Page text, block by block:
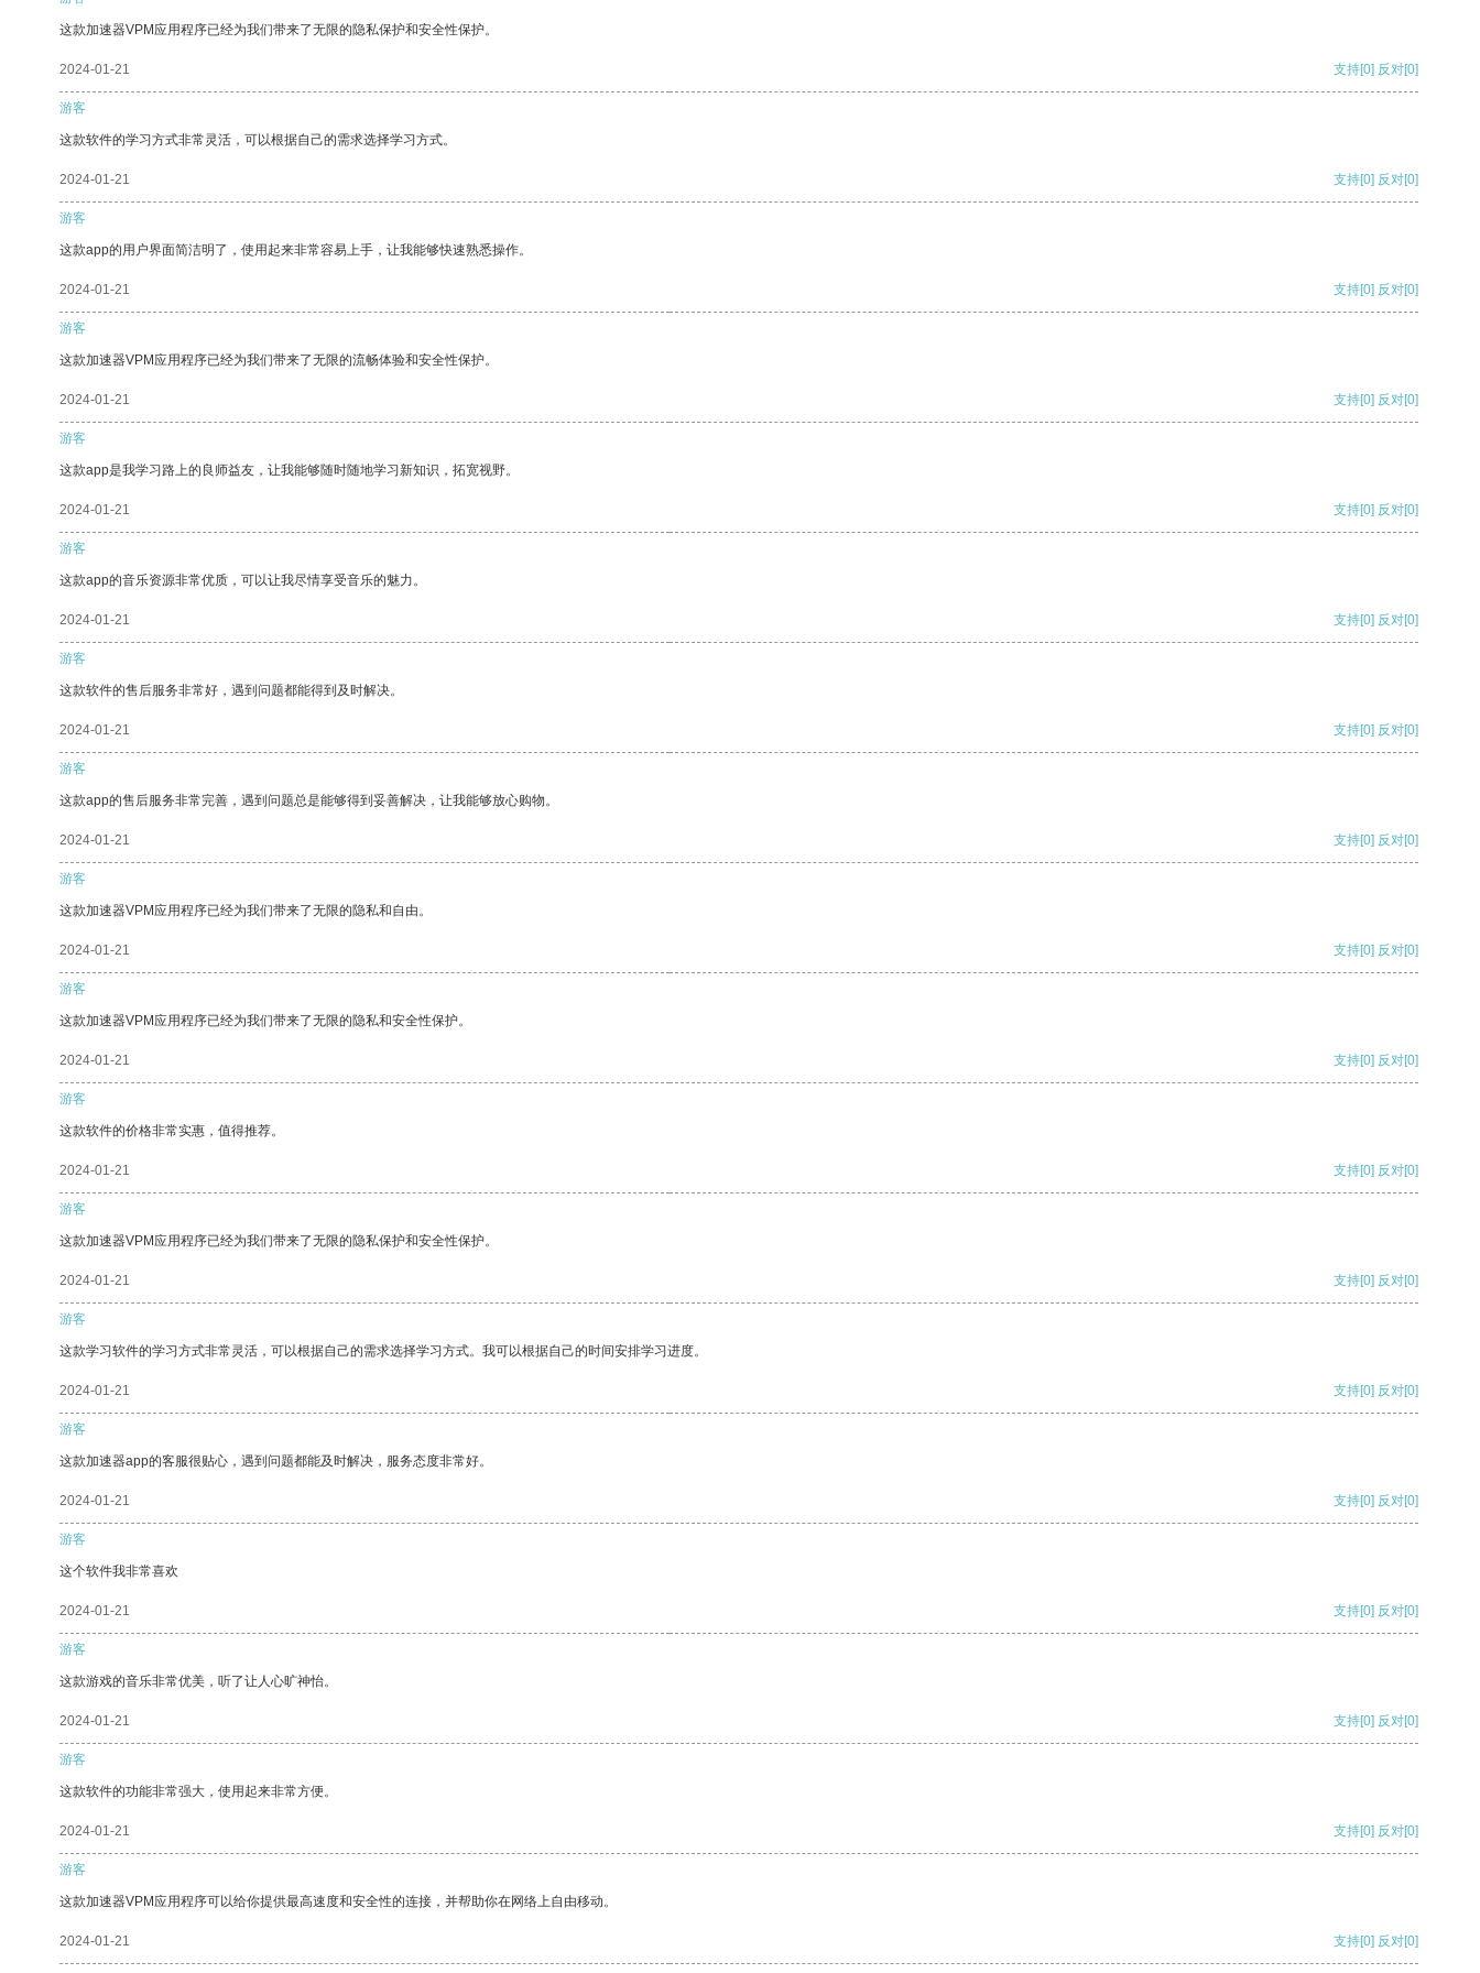
这款加速器VPM应用程序已经为我们带来了无限的隐私保护和安全性保护。
2024-01-21 支持[0] 反对[0]
游客
这款软件的学习方式非常灵活，可以根据自己的需求选择学习方式。
2024-01-21 支持[0] 反对[0]
游客
这款app的用户界面简洁明了，使用起来非常容易上手，让我能够快速熟悉操作。
2024-01-21 支持[0] 反对[0]
游客
这款加速器VPM应用程序已经为我们带来了无限的流畅体验和安全性保护。
2024-01-21 支持[0] 反对[0]
游客
这款app是我学习路上的良师益友，让我能够随时随地学习新知识，拓宽视野。
2024-01-21 支持[0] 反对[0]
游客
这款app的音乐资源非常优质，可以让我尽情享受音乐的魅力。
2024-01-21 支持[0] 反对[0]
游客
这款软件的售后服务非常好，遇到问题都能得到及时解决。
2024-01-21 支持[0] 反对[0]
游客
这款app的售后服务非常完善，遇到问题总是能够得到妥善解决，让我能够放心购物。
2024-01-21 支持[0] 反对[0]
游客
这款加速器VPM应用程序已经为我们带来了无限的隐私和自由。
2024-01-21 支持[0] 反对[0]
游客
这款加速器VPM应用程序已经为我们带来了无限的隐私和安全性保护。
2024-01-21 支持[0] 反对[0]
游客
这款软件的价格非常实惠，值得推荐。
2024-01-21 支持[0] 反对[0]
游客
这款加速器VPM应用程序已经为我们带来了无限的隐私保护和安全性保护。
2024-01-21 支持[0] 反对[0]
游客
这款学习软件的学习方式非常灵活，可以根据自己的需求选择学习方式。我可以根据自己的时间安排学习进度。
2024-01-21 支持[0] 反对[0]
游客
这款加速器app的客服很贴心，遇到问题都能及时解决，服务态度非常好。
2024-01-21 支持[0] 反对[0]
游客
这个软件我非常喜欢
2024-01-21 支持[0] 反对[0]
游客
这款游戏的音乐非常优美，听了让人心旷神怡。
2024-01-21 支持[0] 反对[0]
游客
这款软件的功能非常强大，使用起来非常方便。
2024-01-21 支持[0] 反对[0]
游客
这款加速器VPM应用程序可以给你提供最高速度和安全性的连接，并帮助你在网络上自由移动。
2024-01-21 支持[0] 反对[0]